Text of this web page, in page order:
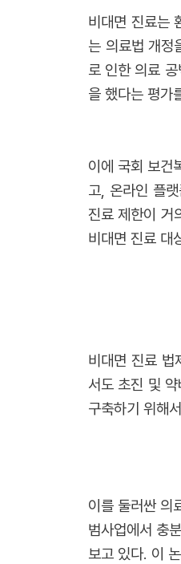
비대면 진료는
는 의료법 개정
로 인한 의료
을 했다는 평가
이에 국회 보건
고, 온라인 플
진료 제한이 거
비대면 진료 대
비대면 진료 법
서도 초진 및
구축하기 위해
이를 둘러싼 의
범사업에서 충
보고 있다. 이